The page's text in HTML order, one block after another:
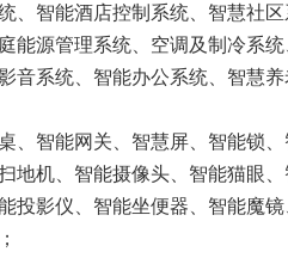
、智能酒店控制系统、智慧社
能源管理系统、空调及制冷系
音系统、智能办公系统、智慧
、智能网关、智慧屏、智能锁
地机、智能摄像头、智能猫眼
投影仪、智能坐便器、智能魔